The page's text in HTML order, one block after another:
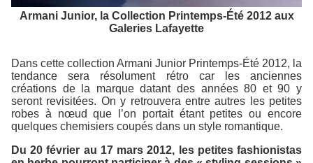
Armani Junior, la Collection Printemps-Été 2012 aux
Galeries Lafayette
Dans cette collection Armani Junior Printemps-Été 2012, la
tendance sera résolument rétro car les anciennes
créations de la marque datant des années 80 et 90 y
seront revisitées. On y retrouvera entre autres les petites
robes à nœud que l’on portait étant petites ou encore
quelques chemisiers coupés dans un style romantique.
Du 20 février au 17 mars 2012, les petites fashionistas